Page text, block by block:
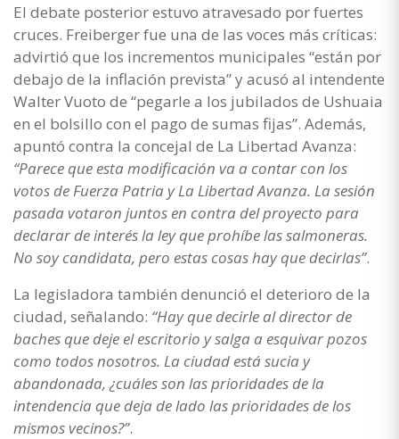
El debate posterior estuvo atravesado por fuertes
cruces. Freiberger fue una de las voces más críticas:
advirtió que los incrementos municipales “están por
debajo de la inflación prevista” y acusó al intendente
Walter Vuoto de “pegarle a los jubilados de Ushuaia
en el bolsillo con el pago de sumas fijas”. Además,
apuntó contra la concejal de La Libertad Avanza:
“Parece que esta modificación va a contar con los
votos de Fuerza Patria y La Libertad Avanza. La sesión
pasada votaron juntos en contra del proyecto para
declarar de interés la ley que prohíbe las salmoneras.
No soy candidata, pero estas cosas hay que decirlas”.
La legisladora también denunció el deterioro de la
ciudad, señalando: “Hay que decirle al director de
baches que deje el escritorio y salga a esquivar pozos
como todos nosotros. La ciudad está sucia y
abandonada, ¿cuáles son las prioridades de la
intendencia que deja de lado las prioridades de los
mismos vecinos?”.